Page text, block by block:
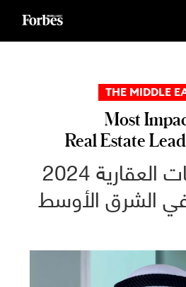
THE MIDDLE
Most
Real Estate
2024 قادة الشركات العقارية
في الشرق الأوسط